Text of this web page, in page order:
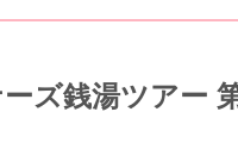
ズ銭湯ツアー